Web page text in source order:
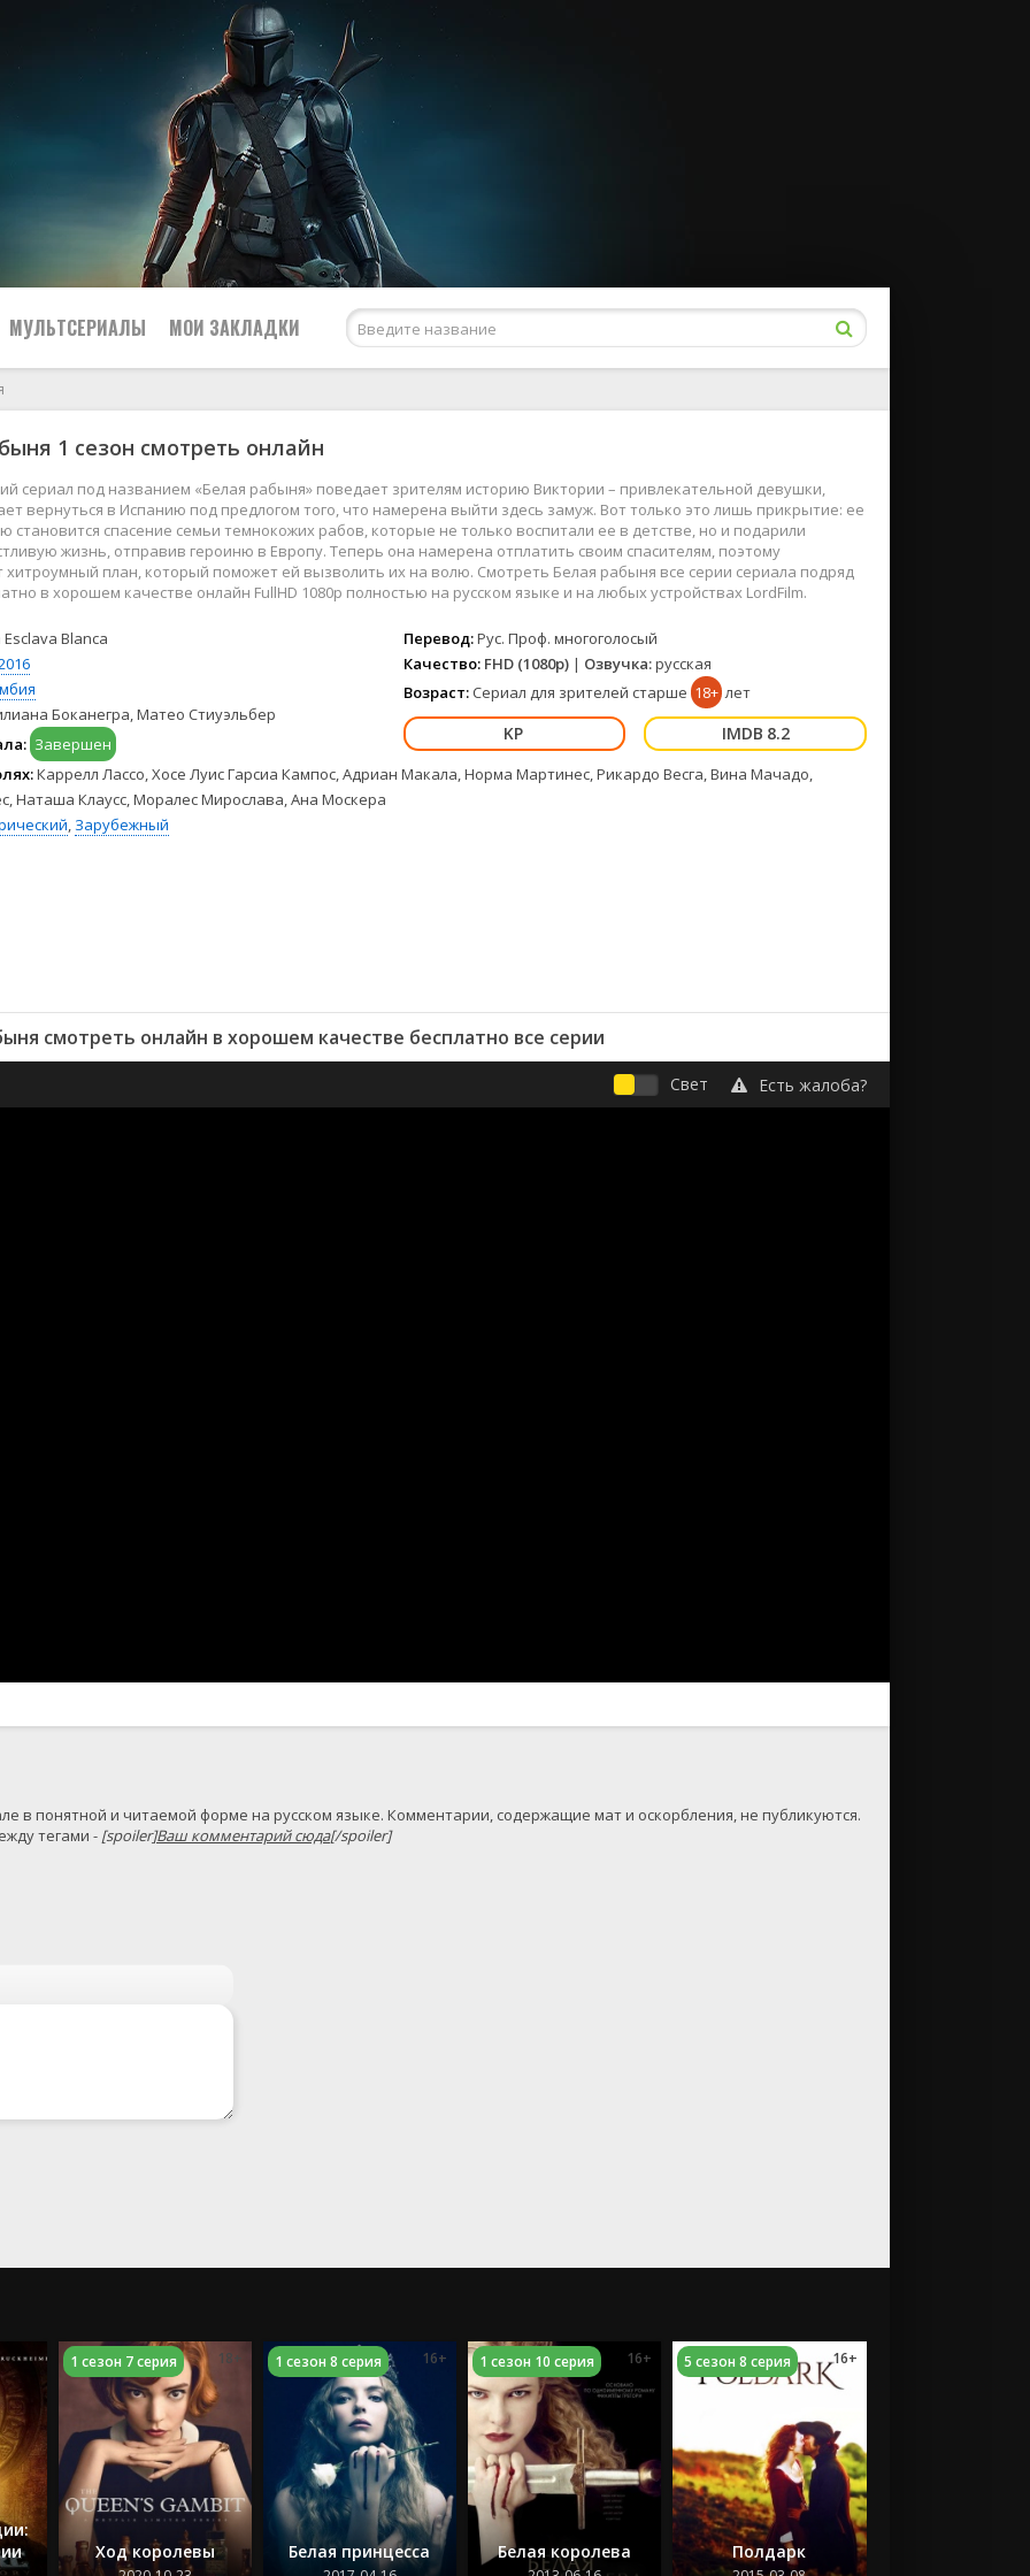
Netflix
Amazon Prime Video
Hulu
HBO Max
Disney+
Великобритания
Франция
Германия
Турция
Корея Южная
Индия
МУЛЬТСЕРИАЛЫ МОИ ЗАКЛАДКИ
1 сезон смотреть онлайн
сериал под названием «Белая рабыня» поведает зрителям историю Виктории – привлекательной девушки,
вернуться в Испанию под предлогом того, что намерена выйти здесь замуж. Вот только это лишь прикрытие: ее
становится спасение семьи темнокожих рабов, которые не только воспитали ее в детстве, но и подарили
жизнь, отправив героиню в Европу. Теперь она намерена отплатить своим спасителям, поэтому
план, который поможет ей вызволить их на волю. Смотреть Белая рабыня все серии сериала подряд
в хорошем качестве онлайн FullHD 1080p полностью на русском языке и на любых устройствах LordFilm.
Esclava Blanca
Боканегра, Матео Стиуэльбер
Завершен
Перевод:Рус. Проф. многоголосый
Качество: FHD (1080p)| Озвучка:русская
Возраст:Сериал для зрителей старше 18+лет
8.2
Каррелл Лассо, Хосе Луис Гарсиа Кампос, Адриан Макала, Норма Мартинес, Рикардо Весга, Вина Мачадо,
Наташа Клаусс, Моралес Мирослава, Ана Москера
, Зарубежный
смотреть онлайн в хорошем качестве бесплатно все серии
Свет Есть жалоба?
тегами - [spoiler]Ваш комментарий сюда[/spoiler]
Ход королевы
1 сезон 7 серия 18+
Белая принцесса
1 сезон 8 серия 16+
Белая королева
1 сезон 10 серия 16+
Полдарк
5 сезон 8 серия 16+